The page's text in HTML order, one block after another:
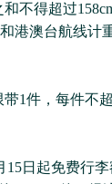
不得超过
澳台航线计
件，每件不超
日起免费行李